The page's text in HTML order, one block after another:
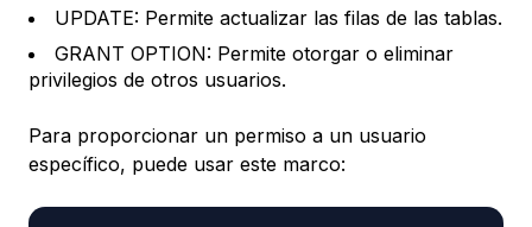
UPDATE: Permite actualizar las filas de las tablas.
GRANT OPTION: Permite otorgar o eliminar
privilegios de otros usuarios.
Para proporcionar un permiso a un usuario
específico, puede usar este marco: